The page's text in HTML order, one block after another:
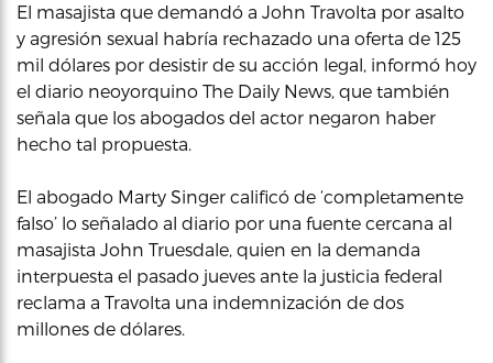
El masajista que demandó a John Travolta por asalto
y agresión sexual habría rechazado una oferta de 125
mil dólares por desistir de su acción legal, informó hoy
el diario neoyorquino The Daily News, que también
señala que los abogados del actor negaron haber
hecho tal propuesta.
El abogado Marty Singer calificó de ‘completamente
falso’ lo señalado al diario por una fuente cercana al
masajista John Truesdale, quien en la demanda
interpuesta el pasado jueves ante la justicia federal
reclama a Travolta una indemnización de dos
millones de dólares.